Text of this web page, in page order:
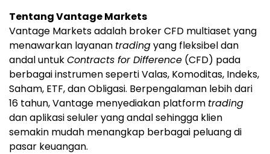
Tentang Vantage Markets
Vantage Markets adalah broker CFD multiaset yang
menawarkan layanan tradingyang fleksibel dan
andal untukContracts for Difference (CFD) pada
berbagai instrumen seperti Valas, Komoditas, Indeks,
Saham, ETF, dan Obligasi. Berpengalaman lebih dari
16 tahun, Vantage menyediakan platform trading
dan aplikasi seluler yang andal sehingga klien
semakin mudah menangkap berbagai peluang di
pasar keuangan.